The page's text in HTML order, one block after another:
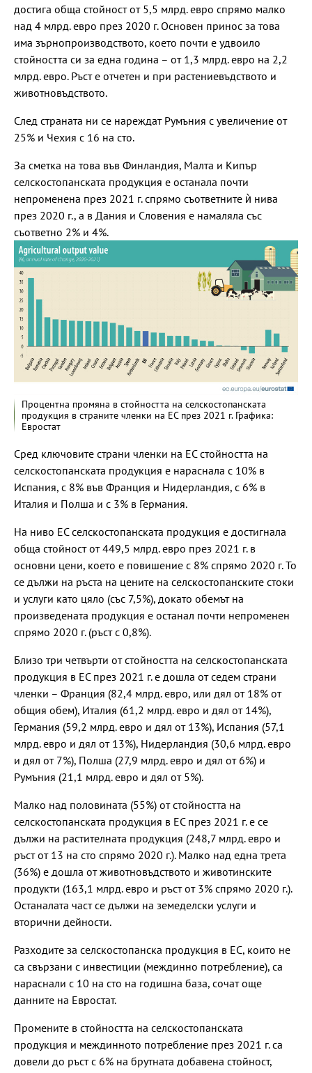
достига обща стойност от 5,5 млрд. евро спрямо малко
над 4 млрд. евро през 2020 г. Основен принос за това
има зърнопроизводството, което почти е удвоило
стойността си за една година – от 1,3 млрд. евро на 2,2
млрд. евро. Ръст е отчетен и при растениевъдството и
животновъдството.
След страната ни се нареждат Румъния с увеличение от
25% и Чехия с 16 на сто.
За сметка на това във Финландия, Малта и Кипър
селскостопанската продукция е останала почти
непроменена през 2021 г. спрямо съответните ѝ нива
през 2020 г., а в Дания и Словения е намаляла със
съответно 2% и 4%.
Процентна промяна в стойността на селскостопанската
продукция в страните членки на ЕС през 2021 г. Графика:
Евростат
Сред ключовите страни членки на ЕС стойността на
селскостопанската продукция е нараснала с 10% в
Испания, с 8% във Франция и Нидерландия, с 6% в
Италия и Полша и с 3% в Германия.
На ниво ЕС селскостопанската продукция е достигнала
обща стойност от 449,5 млрд. евро през 2021 г. в
основни цени, което е повишение с 8% спрямо 2020 г. То
се дължи на ръста на цените на селскостопанските стоки
и услуги като цяло (със 7,5%), докато обемът на
произведената продукция е останал почти непроменен
спрямо 2020 г. (ръст с 0,8%).
Близо три четвърти от стойността на селскостопанската
продукция в ЕС през 2021 г. е дошла от седем страни
членки – Франция (82,4 млрд. евро, или дял от 18% от
общия обем), Италия (61,2 млрд. евро и дял от 14%),
Германия (59,2 млрд. евро и дял от 13%), Испания (57,1
млрд. евро и дял от 13%), Нидерландия (30,6 млрд. евро
и дял от 7%), Полша (27,9 млрд. евро и дял от 6%) и
Румъния (21,1 млрд. евро и дял от 5%).
Малко над половината (55%) от стойността на
селскостопанската продукция в ЕС през 2021 г. е се
дължи на растителната продукция (248,7 млрд. евро и
ръст от 13 на сто спрямо 2020 г.). Малко над една трета
(36%) е дошла от животновъдството и животинските
продукти (163,1 млрд. евро и ръст от 3% спрямо 2020 г.).
Останалата част се дължи на земеделски услуги и
вторични дейности.
Разходите за селскостопанска продукция в ЕС, които не
са свързани с инвестиции (междинно потребление), са
нараснали с 10 на сто на годишна база, сочат още
данните на Евростат.
Промените в стойността на селскостопанската
продукция и междинното потребление през 2021 г. са
довели до ръст с 6% на брутната добавена стойност,